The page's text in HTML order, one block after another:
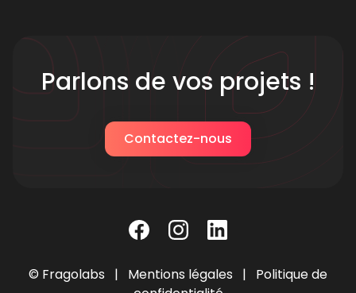
Parlons de vos projets !
Contactez-nous
© Fragolabs | Mentions légales | Politique de